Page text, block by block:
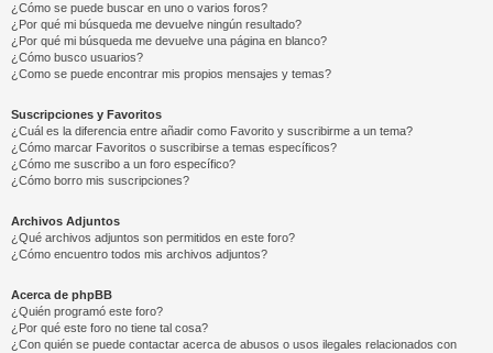
¿Cómo se puede buscar en uno o varios foros?
¿Por qué mi búsqueda me devuelve ningún resultado?
¿Por qué mi búsqueda me devuelve una página en blanco?
¿Cómo busco usuarios?
¿Como se puede encontrar mis propios mensajes y temas?
Suscripciones y Favoritos
¿Cuál es la diferencia entre añadir como Favorito y suscribirme a un tema?
¿Cómo marcar Favoritos o suscribirse a temas específicos?
¿Cómo me suscribo a un foro específico?
¿Cómo borro mis suscripciones?
Archivos Adjuntos
¿Qué archivos adjuntos son permitidos en este foro?
¿Cómo encuentro todos mis archivos adjuntos?
Acerca de phpBB
¿Quién programó este foro?
¿Por qué este foro no tiene tal cosa?
¿Con quién se puede contactar acerca de abusos o usos ilegales relacionados con